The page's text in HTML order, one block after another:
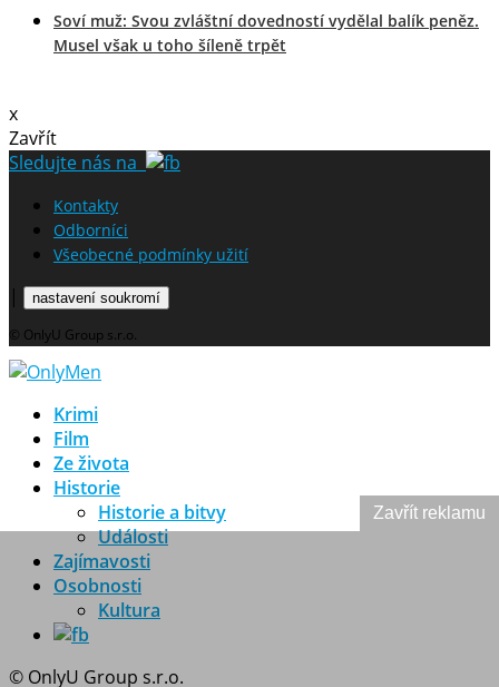
Soví muž: Svou zvláštní dovedností vydělal balík peněz.
Musel však u toho šíleně trpět
x
Zavřít
Sledujte nás na
Kontakty
Odborníci
Všeobecné podmínky užití
| nastavení soukromí
© OnlyU Group s.r.o.
Krimi
Film
Ze života
Historie
Historie a bitvy
Události
Zajímavosti
Osobnosti
Kultura
© OnlyU Group s.r.o.
Zavřít reklamu